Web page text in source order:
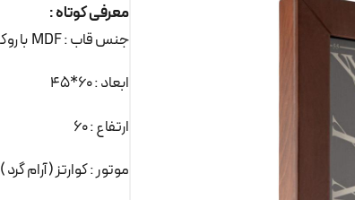
معرفی کوتاه :
جنس قاب : MDF با روکش چوب
ابعاد : 60*45
ارتفاع : 60
موتور : کوارتز ( آرام گرد )